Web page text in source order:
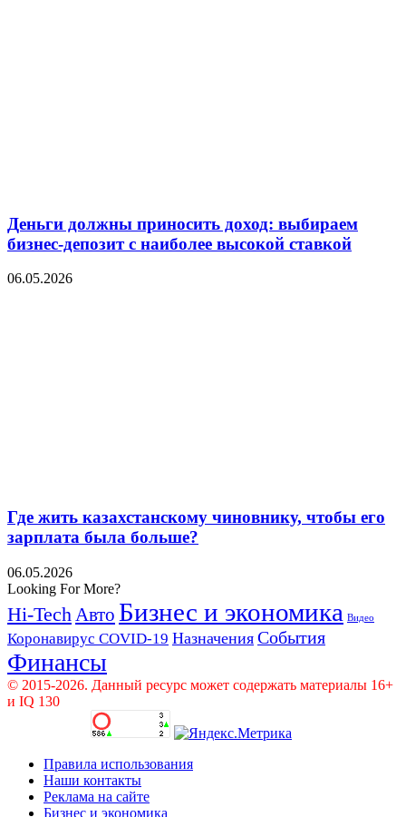
Деньги должны приносить доход: выбираем
бизнес-депозит с наиболее высокой ставкой
06.05.2026
Где жить казахстанскому чиновнику, чтобы его
зарплата была больше?
06.05.2026
Looking For More?
Hi-Tech Авто Бизнес и экономика Видео
Коронавирус COVID-19 Назначения События
Финансы
© 2015-2026. Данный ресурс может содержать материалы 16+
и IQ 130
Правила использования
Наши контакты
Реклама на сайте
Бизнес и экономика